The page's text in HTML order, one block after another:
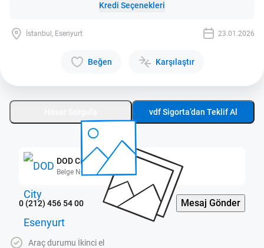
Kredi Seçenekleri
İstanbul, Esenyurt 23.01.2026
Beğen Karşılaştır
vdf Sigorta’dan Teklif Al
DOD City Esenyurt
Belge No: 3400448
0 (212) 456 54 00 Mesaj Gönder
Araç durumu İkinci el